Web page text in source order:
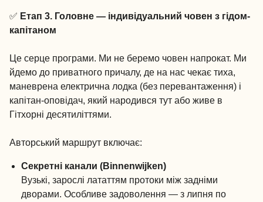
✅ Етап 3. Головне — індивідуальний човен з гідом-
капітаном
Це серце програми. Ми не беремо човен напрокат. Ми
йдемо до приватного причалу, де на нас чекає тиха,
маневрена електрична лодка (без перевантаження) і
капітан-оповідач, який народився тут або живе в
Гітхорні десятиліттями.
Авторський маршрут включає:
Секретні канали (Binnenwijken)
Вузькі, зарослі лататтям протоки між задніми
дворами. Особливе задоволення — з липня по